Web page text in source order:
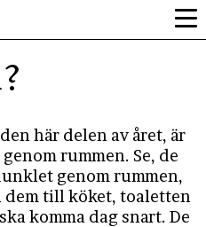
här delen av året, är
rummen. Se, de
genom rummen,
dem till köket, toaletten
komma dag snart. De